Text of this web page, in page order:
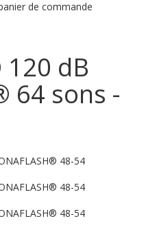
de commande
120 dB
64 sons -